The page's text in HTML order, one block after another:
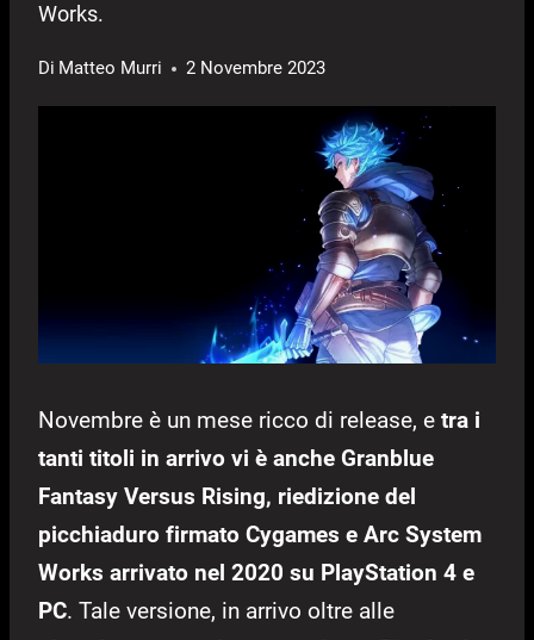
Works.
Di Matteo Murri 2 Novembre 2023
Novembre è un mese ricco di release, e tra i
tanti titoli in arrivo vi è anche Granblue
Fantasy Versus Rising, riedizione del
picchiaduro firmato Cygames e Arc System
Works arrivato nel 2020 su PlayStation 4 e
PC. Tale versione, in arrivo oltre alle